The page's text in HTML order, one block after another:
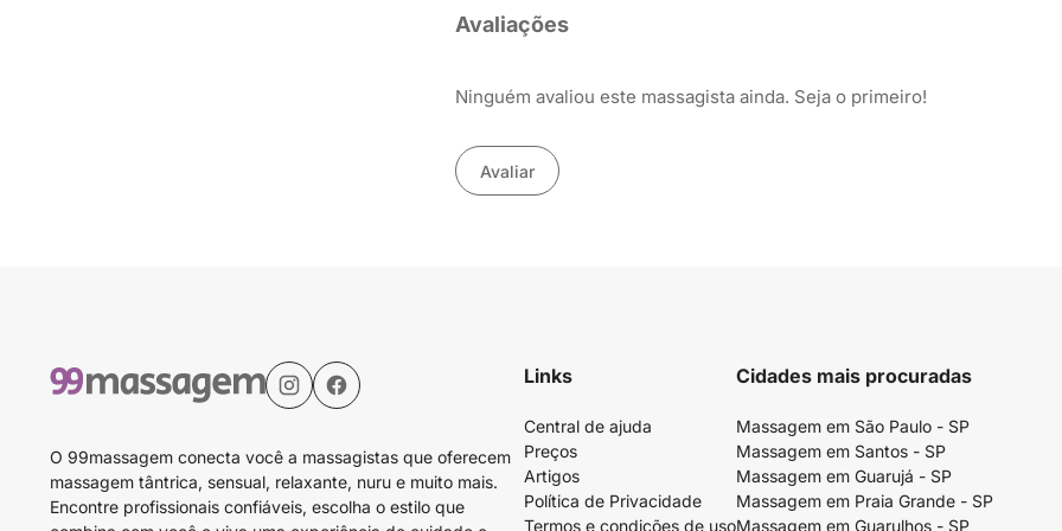
Avaliações
Ninguém avaliou este massagista ainda. Seja o primeiro!
Avaliar
O 99massagem conecta você a massagistas que oferecem
massagem tântrica, sensual, relaxante, nuru e muito mais.
Encontre profissionais confiáveis, escolha o estilo que
Links
Central de ajuda
Preços
Artigos
Política de Privacidade
Termos e condições de uso
Cidades mais procuradas
Massagem em São Paulo - SP
Massagem em Santos - SP
Massagem em Guarujá - SP
Massagem em Praia Grande - SP
Massagem em Guarulhos - SP